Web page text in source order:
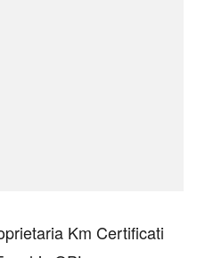
Km Certificati